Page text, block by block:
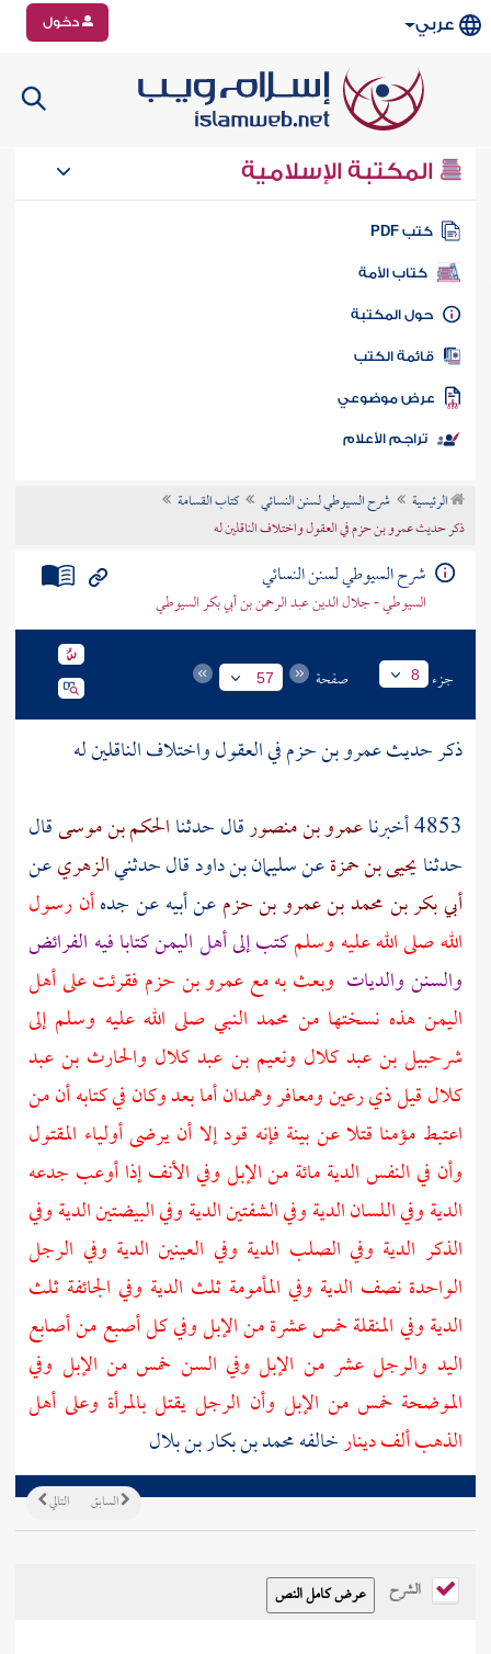
عربي دخول
المكتبة الإسلامية
كتب PDF
كتاب الأمة
المكتبة
الكتب
موضوعي
تراجم الأعلام
الرئيسية شرح السيوطي لسنن النسائي
كتاب القسامة
ذكر حديث عمرو بن حزم في العقول واختلاف الناقلين له
شرح السيوطي لسنن النسائي
السيوطي - جلال الدين عبد الرحمن بن أبي بكر السيوطي
جزء 8 صفحة 57
ذكر حديثعمرو بن حزمفي العقول واختلاف الناقلين له
4853 أخبرنا
عمرو بن منصورقال حدثناالحكم بن موسىقال
حدثنايحيى بن حمزةعنسليمان بن داودقال حدثنيالزهريعن
أبي بكر بن محمد بن عمرو بن حزمعنأبيهعنجدهأن رسول
الله صلى الله عليه وسلمكتب إلى أهلاليمنكتابا فيه الفرائض
والسنن والديات وبعث به مععمرو بن حزم فقرئت على أهل
اليمنهذه نسختها من محمد النبي صلى الله عليه وسلم إلى
شرحبيل بن عبد كلال ونعيم بن عبد كلال والحارث بن عبد
كلالقيلذي رعينومعافروهمدانأما بعد وكان في كتابه أن من
اعتبط مؤمنا قتلا عن بينة فإنه قود إلا أن يرضى أولياء المقتول
وأن في النفس الدية مائة من الإبل وفي الأنف إذا أوعب جدعه
الدية وفي اللسان الدية وفي الشفتين الدية وفي البيضتين الدية وفي
الذكر الدية وفي الصلب الدية وفي العينين الدية وفي الرجل
الواحدة نصف الدية وفي المأمومة ثلث الدية وفي الجائفة ثلث
الدية وفي المنقلة خمس عشرة من الإبل وفي كل أصبع من أصابع
اليد والرجل عشر من الإبل وفي السن خمس من الإبل وفي
الموضحة خمس من الإبل وأن الرجل يقتل بالمرأة وعلى أهل
الذهب ألف دينارخالفهمحمد بن بكار بن بلال
التالي السابق
الشرح